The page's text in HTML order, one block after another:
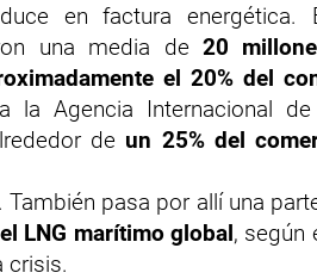
en factura
una media de 20
el 20% del
la Agencia Internacional
de un 25% del
pasa por allí una
LNG marítimo global, según
crisis.